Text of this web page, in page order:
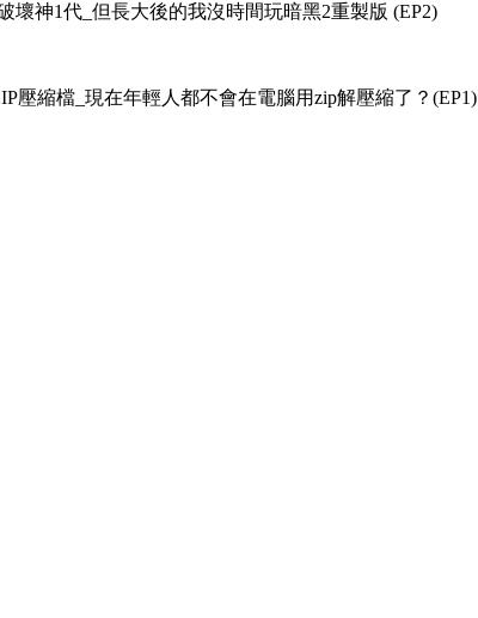
壞神1代_但長大後的我沒時間玩暗黑2重製版 (EP2)
壓縮檔_現在年輕人都不會在電腦用zip解壓縮了？(EP1)